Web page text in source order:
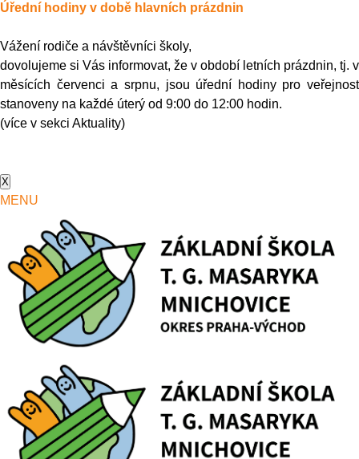
Úřední hodiny v době hlavních prázdnin
Vážení rodiče a návštěvníci školy,
dovolujeme si Vás informovat, že v období letních prázdnin, tj. v
měsících červenci a srpnu, jsou úřední hodiny pro veřejnost
stanoveny na každé úterý od 9:00 do 12:00 hodin.
(více v sekci Aktuality)
X
MENU